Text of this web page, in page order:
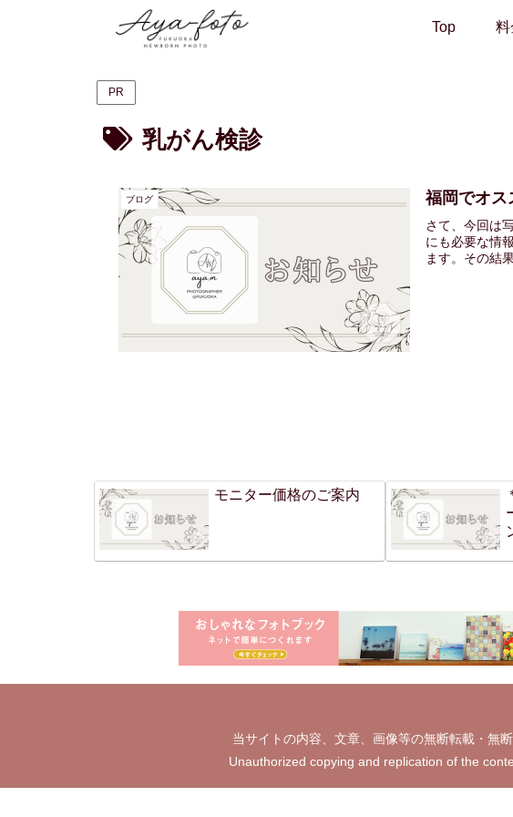
Top 料
PR
乳がん検診
ブログ 福岡でオス
さて、今回は
にも必要な情
ます。その結
モニター価格のご案内
当サイトの内容、文章、画像等の無断転載・無
Unauthorized copying and replication of the